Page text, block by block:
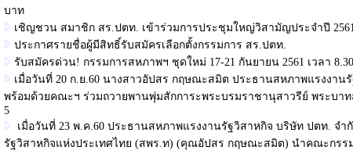
บาท
เชิญชวน สมาชิก สร.ปตท. เข้าร่วมการประชุมใหญ่วิสามัญประจำปี
ประกาศรายชื่อผู้มีสิทธิ์รับสมัครเลือกตั้งกรรมการ สร.ปตท.
รับสมัครด่วน! กรรมการสหภาพฯ ชุดใหม่ 17-21 กันยายน 2561 เวลา
เมื่อวันที่ 20 ก.ย.60 นางสาวอัปสร กฤษณะสมิต ประธานสหภาพแรงงา
พร้อมด้วยคณะฯ ร่วมถวายพานพุ่มสักการะพระบรมราชานุสาวรีย์ พระบาท
5
เมื่อวันที่ 23 พ.ค.60 ประธานสหภาพแรงงานรัฐวิสาหกิจ บริษัท ปตท. จ
รัฐวิสาหกิจแห่งประเทศไทย (สพร.ท) (คุณอัปสร กฤษณะสมิต) นำคณะกรร